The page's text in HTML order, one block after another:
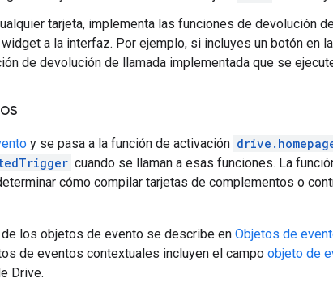
tarjeta, implementa las funciones de devolución
widget a la interfaz. Por ejemplo, si incluyes un botón en
de devolución de llamada implementada que se
y se pasa a la función de activación
cuando se llaman a esas funciones. La
cómo compilar tarjetas de complementos o
de los objetos de evento se describe en Objetos de
de eventos contextuales incluyen el campo objeto de
Drive.